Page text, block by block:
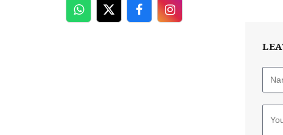
WhatsApp
TwitterFacebookFacebook